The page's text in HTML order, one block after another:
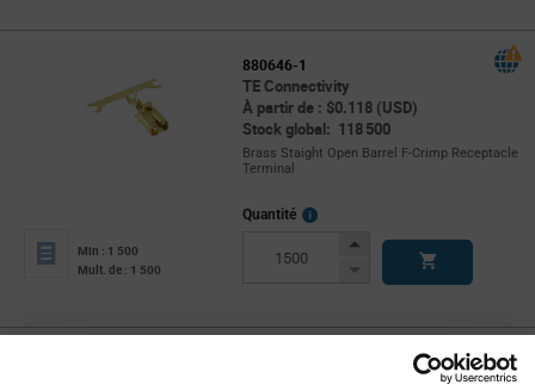
880646-1
TE Connectivity
À partir de : $0.118 (USD)
Stock global: 118 500
Brass Staight Open Barrel F-Crimp Receptacle
Terminal
Min : 1 500
Mult. de : 1 500
Quantité
More
Increase
Decrease